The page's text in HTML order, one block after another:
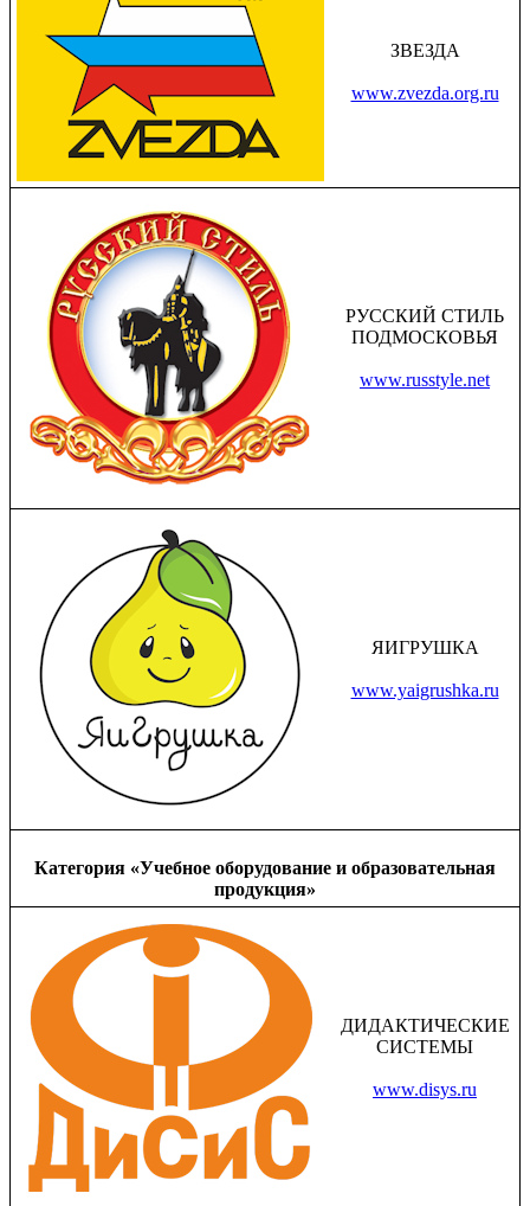
ЗВЕЗДА
www.zvezda.org.ru
РУССКИЙ СТИЛЬ
ПОДМОСКОВЬЯ
www.russtyle.net
ЯИГРУШКА
www.yaigrushka.ru
Категория «Учебное оборудование и образовательная
продукция»
ДИДАКТИЧЕСКИЕ
СИСТЕМЫ
www.disys.ru